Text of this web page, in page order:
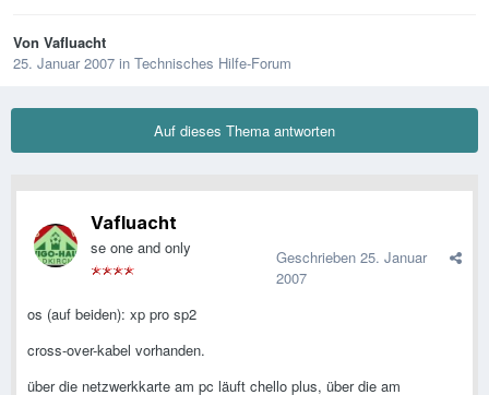
Von Vafluacht
25. Januar 2007 in Technisches Hilfe-Forum
Auf dieses Thema antworten
Vafluacht
se one and only Geschrieben 25. Januar
2007
os (auf beiden): xp pro sp2
cross-over-kabel vorhanden.
über die netzwerkkarte am pc läuft chello plus, über die am